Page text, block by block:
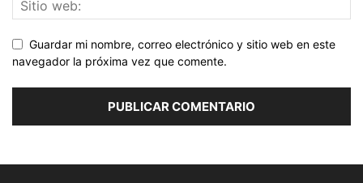
Guardar mi nombre, correo electrónico y sitio web en este
navegador la próxima vez que comente.